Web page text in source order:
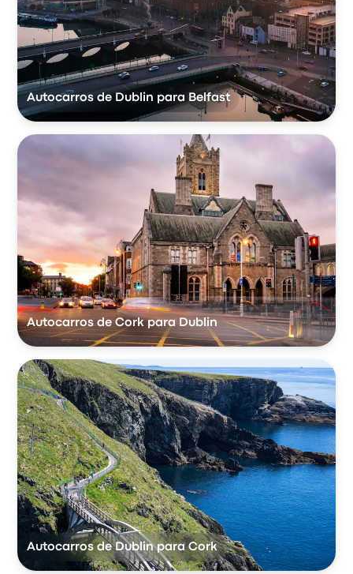
Autocarros de Dublin para Belfast
Autocarros de Cork para Dublin
Autocarros de Dublin para Cork